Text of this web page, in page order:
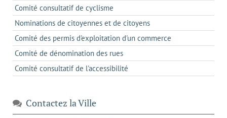
Comité consultatif de cyclisme
Nominations de citoyennes et de citoyens
Comité des permis d'exploitation d'un commerce
Comité de dénomination des rues
Comité consultatif de l'accessibilité
Contactez la Ville